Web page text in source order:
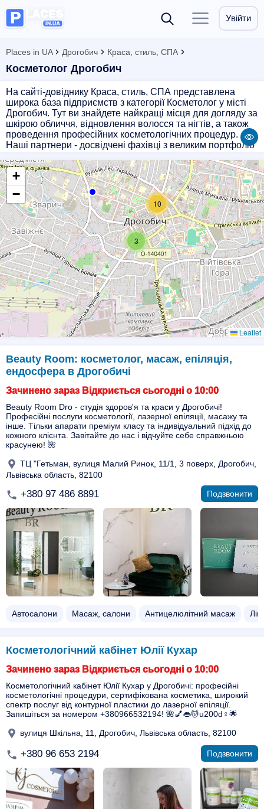
Увійти
Places in UA Дрогобич Краса, стиль, СПА
Косметолог Дрогобич
На сайті-довіднику Краса, стиль, СПА представлена
широка база підприємств з категорії Косметолог у місті
Дрогобич. Тут ви знайдете найкращі місця для догляду за
шкірою обличчя, відновлення волосся та нігтів, а також
проведення професійних косметологічних процедур.
Наші партнери - досвідчені фахівці з великим портфоліо
техніками і використовують тільки якісні косметичні
засоби. Довірте свою красу професіоналам і
насолоджуйтесь неймовірними результатами!
Запишіться на прийом в косметологічний салон у
Дрогобичі вже сьогодні і відчуйте себе справжньою
красунею!
3
10
+
−
Leaflet
Beauty Room: косметолог, масаж, епіляція,
ендосфера в Дрогобичі
Зачинено зараз Відкриється сьогодні о 10:00
Beauty Room Dro - студія здоров'я та краси у Дрогобичі!
Професійні послуги косметології, лазерної епіляції, масажу та
інше. Тільки апарати преміум класу та індивідуальний підхід до
кожного клієнта. Завітайте до нас і відчуйте себе справжньою
красунею! 🌺
ТЦ "Гетьман, вулиця Малий Ринок, 11/1, 3 поверх, Дрогобич,
Львівська область, 82100
+380 97 486 8891 Подзвонити
Автосалони Масаж, салони Антицелюлітний масаж
Косметологічний кабінет Юлії Кухар
Зачинено зараз Відкриється сьогодні о 10:00
Косметологічний кабінет Юлії Кухар у Дрогобичі: професійні
косметологічні процедури, сертифікована косметика, широкий
спектр послуг від контурної пластики до лазерної епіляції.
Запишіться за номером +380966532194! 🌺💅👄💆u200d♀️🌟
вулиця Шкільна, 11, Дрогобич, Львівська область, 82100
+380 96 653 2194 Подзвонити